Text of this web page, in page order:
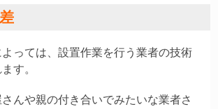
っては、設置作業を行う業者の技術
す。
んや親の付き合いでみたいな業者さ